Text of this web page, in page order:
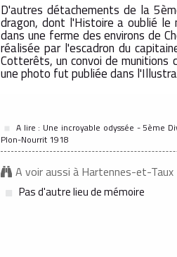
D'autres détachements de la
dragon, dont l'Histoire a oublié
dans une ferme des environs de
réalisée par l'escadron du
Cotterêts, un convoi de
une photo fut publiée dans
A lire : Une incroyable odyssée - 5ème
Plon-Nourrit 1918
A voir aussi à Hartennes-et-Taux
Pas d'autre lieu de mémoire